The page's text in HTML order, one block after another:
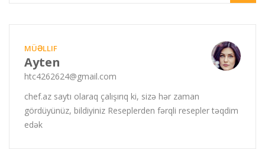
MÜƏLLIF
Ayten
htc4262624@gmail.com
chef.az saytı olaraq çalışırıq ki, sizə hər zaman
gördüyünüz, bildiyiniz Reseplerden fərqli resepler təqdim
edək